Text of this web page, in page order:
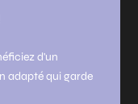
d'un
adapté qui garde